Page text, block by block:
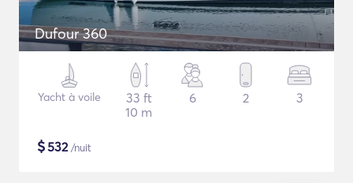
Dufour 360
Yacht à voile
33 ft
10 m
6 2 3
$532/nuit